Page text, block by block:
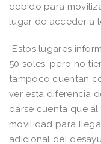
debido para
lugar de acceder a
“Estos lugares
50 soles, pero no
tampoco cuentan
ver esta diferencia
darse cuenta que
movilidad para
adicional del